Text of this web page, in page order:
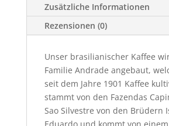
Excellence"
Bohne
Menge
Zusätzliche Informationen
Rezensionen (0)
Unser brasilianischer Kaffee
Familie Andrade angebaut,
seit dem Jahre 1901 Kaffee
stammt von den Fazendas
Sao Silvestre von den Brüdern